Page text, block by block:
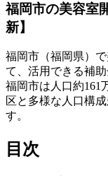
福岡市の美容室
新】
福岡市（福岡県）
て、活用できる補
福岡市は人口約161
区と多様な人口構
す。
目次